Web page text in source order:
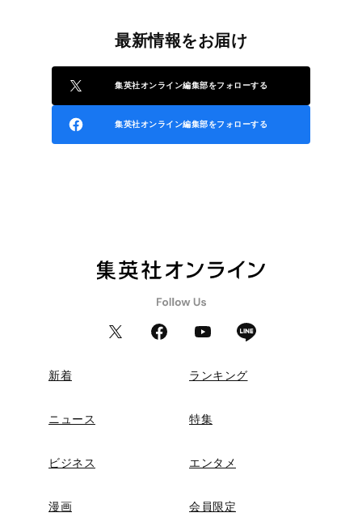
最新情報をお届け
集英社オンライン編集部をフォローする
集英社オンライン編集部をフォローする
新着 ランキング
ニュース 特集
ビジネス エンタメ
漫画 会員限定